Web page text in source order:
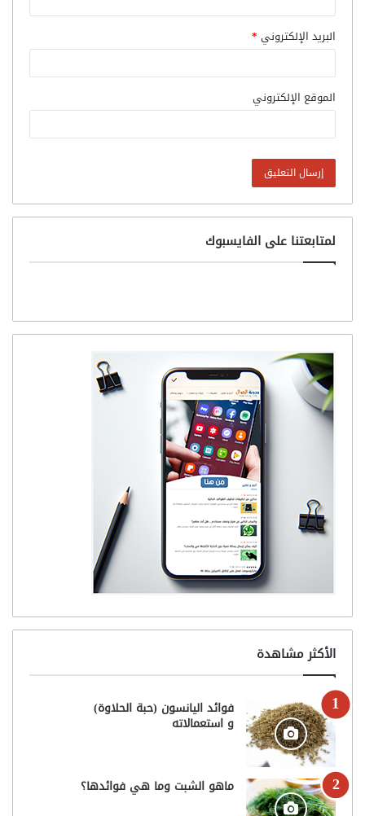
البريد الإلكتروني *
الموقع الإلكتروني
لمتابعتنا على الفايسبوك
الأكثر مشاهدة
فوائد اليانسون (حبة الحلاوة)
و استعمالاته
ماهو الشبت وما هي فوائدها؟